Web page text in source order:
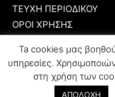
ΤΕΥΧΗ ΠΕΡΙΟΔΙΚΟΥ
ΟΡΟΙ ΧΡΗΣΗΣ
Ta cookies μας
υπηρεσίες.
στη χρήση των
ΑΠΟΔΟΧΗ